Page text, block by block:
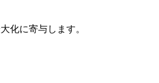
化に寄与します。